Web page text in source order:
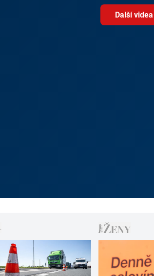
Další videa